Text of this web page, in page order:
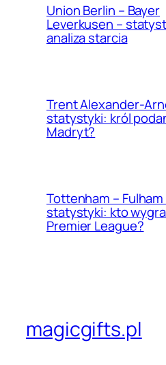
Union Berlin – Bayer
Leverkusen –
analiza starcia
Trent Alexander-
statystyki: król
Madryt?
Tottenham – Fulham
statystyki: kto
Premier League?
magicgifts.pl